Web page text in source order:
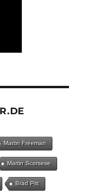
Martin Freeman
Martin Scorsese
Brad Pitt